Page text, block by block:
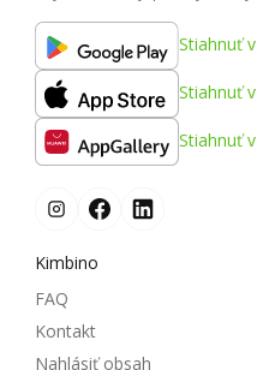
Stiahnuť v
Stiahnuť v
Stiahnuť v
Kimbino
FAQ
Kontakt
Nahlásiť obsah